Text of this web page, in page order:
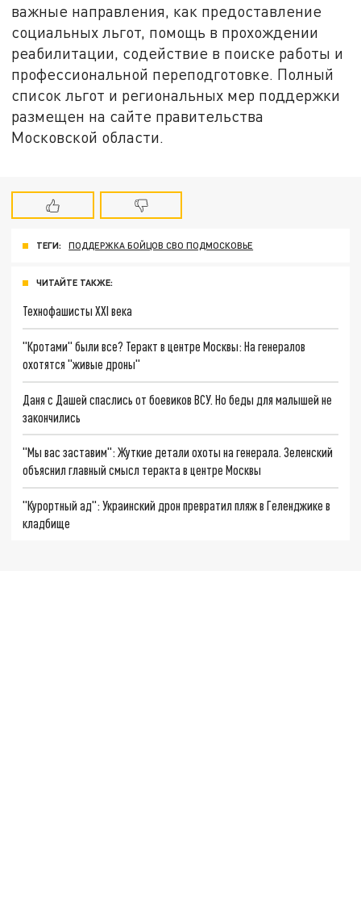
важные направления, как предоставление
социальных льгот, помощь в прохождении
реабилитации, содействие в поиске работы и
профессиональной переподготовке. Полный
список льгот и региональных мер поддержки
размещен на сайте правительства
Московской области.
ТЕГИ: ПОДДЕРЖКА БОЙЦОВ СВО ПОДМОСКОВЬЕ
ЧИТАЙТЕ ТАКЖЕ:
Технофашисты XXI века
"Кротами" были все? Теракт в центре Москвы: На генералов
охотятся "живые дроны"
Даня с Дашей спаслись от боевиков ВСУ. Но беды для малышей не
закончились
"Мы вас заставим": Жуткие детали охоты на генерала. Зеленский
объяснил главный смысл теракта в центре Москвы
"Курортный ад": Украинский дрон превратил пляж в Геленджике в
кладбище